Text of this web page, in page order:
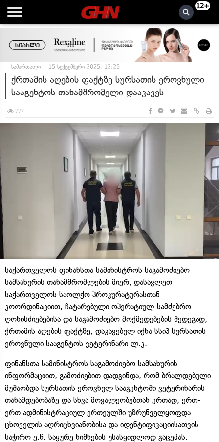
12+
სამართალი 15 სექტემბერი 2025, 12:25
ქრთამის აღების ფაქტზე სურსათის ეროვნული
სააგენტოს თანამშრომელი დააკავეს
777
საქართველოს ფინანსთა სამინისტროს საგამოძიებო
სამსახურის თანამშრომლების მიერ, დასავლეთ
საქართველოს საოლქო პროკურატურასთან
კოორდინაციით, ჩატარებული ოპერატიულ-სამძებრო
ღონისძიებებისა და საგამოძიებო მოქმედებების შედეგად,
ქრთამის აღების ფაქტზე, დაკავებულ იქნა სსიპ სურსათის
ეროვნული სააგენტოს ვეტერინარი ლ.კ.
ფინანსთა სამინისტროს საგამოძიებო სამსახურის
ინფორმაციით, გამოძიებით დადგინდა, რომ ბრალდებული
მუშაობდა სურსათის ეროვნულ სააგენტოში ვეტერინარის
თანამდებობაზე და სხვა მოვალეობებთან ერთად, ერთ-
ერთ ადმინისტრაციულ ერთეულში უზრუნველყოფდა
ცხოველის აღრიცხვიანობისა და იდენტიფიკაციისათვის
საჭირო ე.წ. საყურე ნიშნების უსასყიდლოდ გაცემას.